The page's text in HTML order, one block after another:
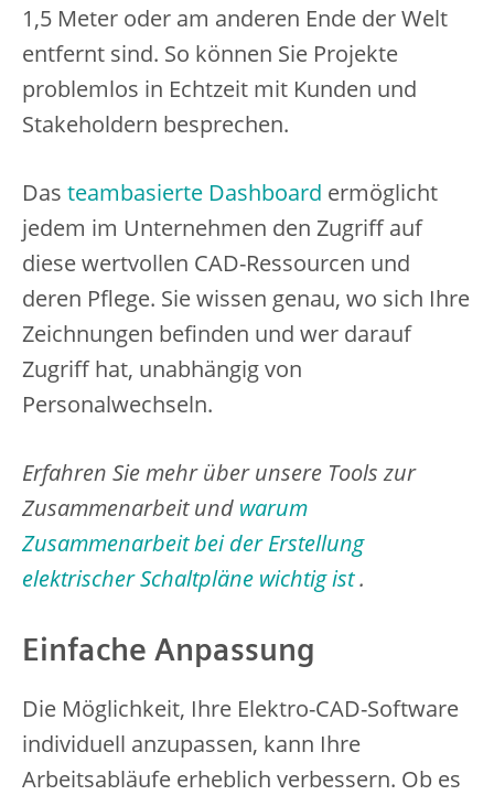
1,5 Meter oder am anderen Ende der Welt
entfernt sind. So können Sie Projekte
problemlos in Echtzeit mit Kunden und
Stakeholdern besprechen.
Das teambasierte Dashboard ermöglicht
jedem im Unternehmen den Zugriff auf
diese wertvollen CAD-Ressourcen und
deren Pflege. Sie wissen genau, wo sich Ihre
Zeichnungen befinden und wer darauf
Zugriff hat, unabhängig von
Personalwechseln.
Erfahren Sie mehr über unsere Tools zur
Zusammenarbeit und warum
Zusammenarbeit bei der Erstellung
elektrischer Schaltpläne wichtig ist.
Einfache Anpassung
Die Möglichkeit, Ihre Elektro-CAD-Software
individuell anzupassen, kann Ihre
Arbeitsabläufe erheblich verbessern. Ob es